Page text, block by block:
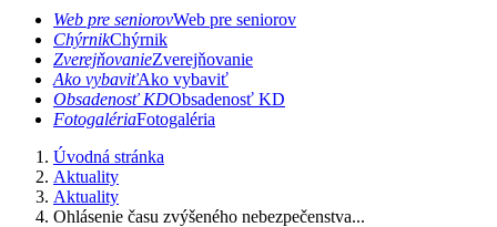
Web pre seniorovWeb pre seniorov
ChýrnikChýrnik
ZverejňovanieZverejňovanie
Ako vybaviťAko vybaviť
Obsadenosť KDObsadenosť KD
FotogalériaFotogaléria
Úvodná stránka
Aktuality
Aktuality
Ohlásenie času zvýšeného nebezpečenstva...